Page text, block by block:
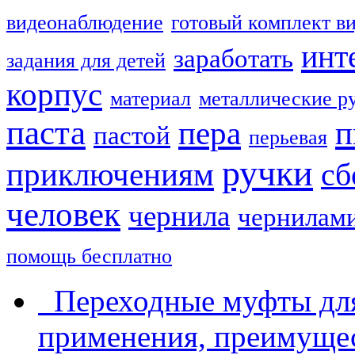
видеонаблюдение готовый комплект
задания для детей заработать
корпус материал металлические
паста пастой пера перьевая
приключениям ручки
человек чернила
помощь бесплатно
Переходные муфты
применения,